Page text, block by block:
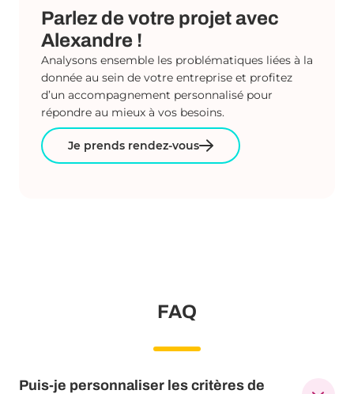
Parlez de votre projet avec
Alexandre !
Analysons ensemble les problématiques liées à la
donnée au sein de votre entreprise et profitez
d’un accompagnement personnalisé pour
répondre au mieux à vos besoins.
Je prends rendez-vous
FAQ
Puis-je personnaliser les critères de